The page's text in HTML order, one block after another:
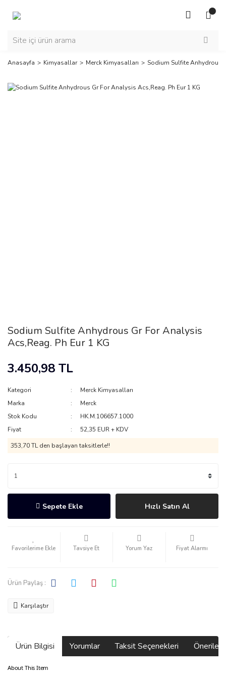
Anasayfa Kimyasallar Merck Kimyasalları Sodium Sulfite Anhydrous
Sodium Sulfite Anhydrous Gr For Analysis
Acs,Reag. Ph Eur 1 KG
3.450,98 TL
Kategori
Merck Kimyasalları
Marka
Merck
Stok Kodu
HK.M.106657.1000
Fiyat
52,35 EUR + KDV
353,70 TL den başlayan taksitlerle!!
Sepete Ekle Hızlı Satın Al
Tavsiye Et Yorum Yaz Fiyat Alarmı
Ürün Paylaş :
Karşılaştır
Ürün Bilgisi Yorumlar Taksit Seçenekleri
About This Item